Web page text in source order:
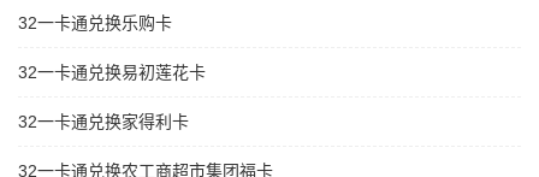
32一卡通兑换乐购卡
32一卡通兑换易初莲花卡
32一卡通兑换家得利卡
32一卡通兑换农工商超市集团福卡